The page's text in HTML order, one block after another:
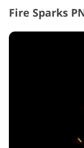
Fire Sparks